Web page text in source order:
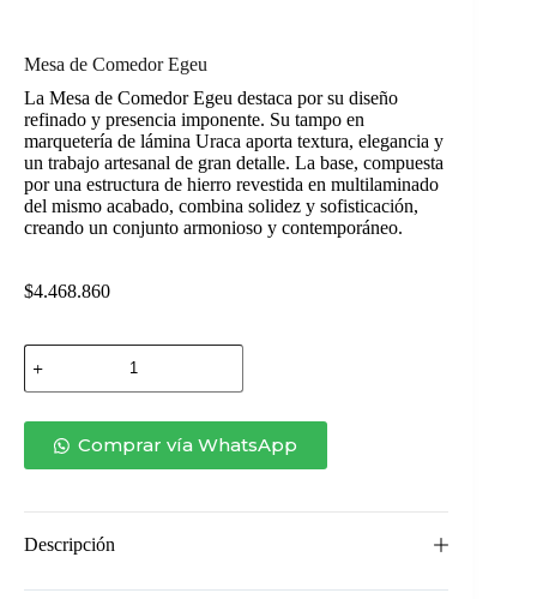
Mesa de Comedor Egeu
La Mesa de Comedor Egeu destaca por su diseño
refinado y presencia imponente. Su tampo en
marquetería de lámina Uraca aporta textura, elegancia y
un trabajo artesanal de gran detalle. La base, compuesta
por una estructura de hierro revestida en multilaminado
del mismo acabado, combina solidez y sofisticación,
creando un conjunto armonioso y contemporáneo.
$4.468.860
Mesa
de
Comedor
cantidadComprar vía WhatsApp
Descripción